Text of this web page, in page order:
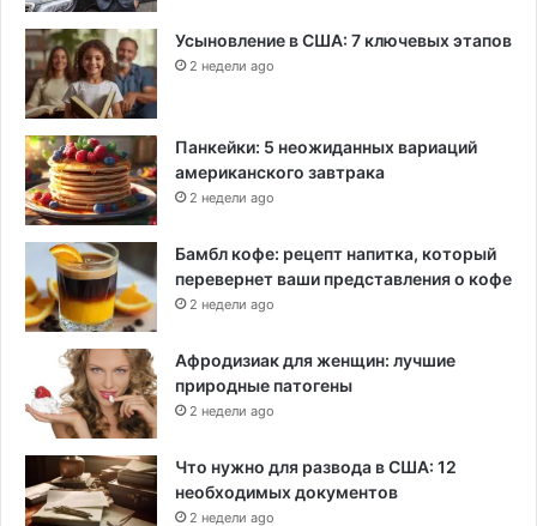
Усыновление в США: 7 ключевых этапов
2 недели ago
Панкейки: 5 неожиданных вариаций
американского завтрака
2 недели ago
Бамбл кофе: рецепт напитка, который
перевернет ваши представления о кофе
2 недели ago
Афродизиак для женщин: лучшие
природные патогены
2 недели ago
Что нужно для развода в США: 12
необходимых документов
2 недели ago